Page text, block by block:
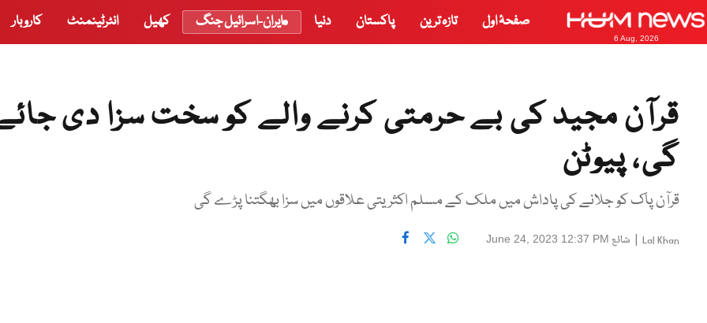
6 Aug, 2026
صفحۂ اول تازہ ترین پاکستان دنیا ایران-اسرائیل جنگ کھیل انٹرٹینمنٹ کاروبار
قرآن مجید کی بے حرمتی کرنے والے کو سخت سزا دی
گی، پیوٹن
قرآن پاک کو جلانے کی پاداش میں ملک کے مسلم اکثریتی علاقوں میں سزا بھگتنا پڑے گی
Lal Khan
| شائع June 24, 2023 12:37 PM